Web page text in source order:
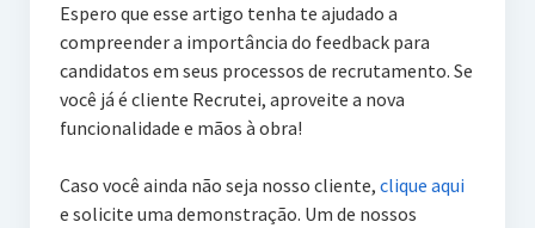
Espero que esse artigo tenha te ajudado a
compreender a importância do feedback para
candidatos em seus processos de recrutamento. Se
você já é cliente Recrutei, aproveite a nova
funcionalidade e mãos à obra!
Caso você ainda não seja nosso cliente, clique aqui
e solicite uma demonstração. Um de nossos